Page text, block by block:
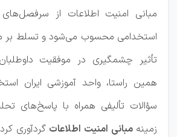
مبانی امنیت اطلاعات از
استخدامی محسوب می‌شود و تسلط بر
تأثیر چشمگیری در موفقیت
همین راستا، واحد آموزشی ایران
سؤالات تألیفی همراه با پاسخ‌های
زمینه مبانی امنیت اطلاعات گردآوری